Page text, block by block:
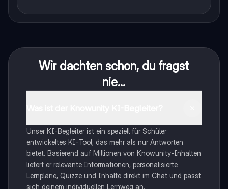
Wir dachten schon, du fragst
nie...
Unser KI-Begleiter ist ein speziell für Schüler
entwickeltes KI-Tool, das mehr als nur Antworten
bietet. Basierend auf Millionen von Knowunity-Inhalten
liefert er relevante Informationen, personalisierte
Lernpläne, Quizze und Inhalte direkt im Chat und passt
sich deinem individuellen Lernweg an.